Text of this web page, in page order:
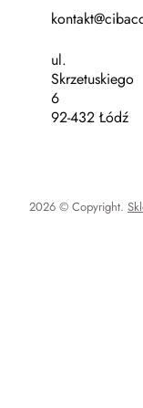
ul.
Skrzetuskiego
6
92-432 Łódź
2026 © Copyright.